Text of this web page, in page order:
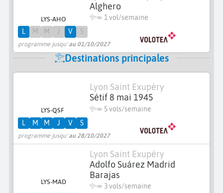
LYS-AHO
Alghero
≃ 1 vol/semaine
programme jusqu'au 01/10/2027
L M M J V S
Destinations principales
LYS-QSF
Lyon Saint Exupéry
Sétif 8 mai 1945
≃ 5 vols/semaine
programme jusqu'au 28/10/2027
L M M J V S
LYS-MAD
Lyon Saint Exupéry
Adolfo Suárez Madrid
Barajas
≃ 3 vols/semaine